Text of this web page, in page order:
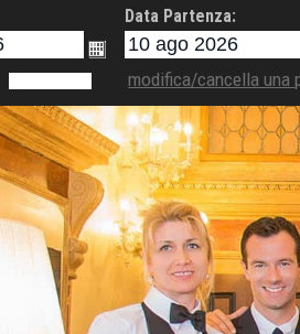
Data Partenza:
modifica/cancella una